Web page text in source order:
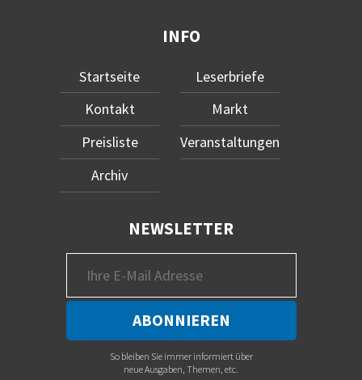
INFO
Startseite
Kontakt
Preisliste
Archiv
Leserbriefe
Markt
Veranstaltungen
NEWSLETTER
So bleiben Sie immer informiert über
neue Ausgaben, Themen, etc.